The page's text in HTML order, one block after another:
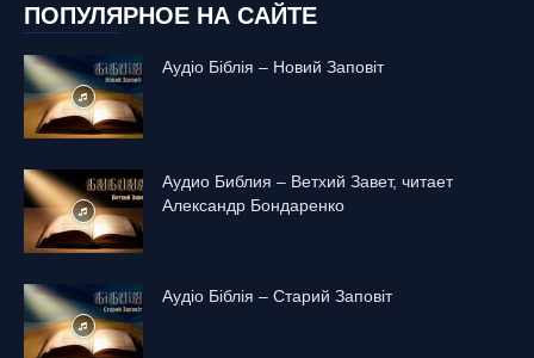
ПОПУЛЯРНОЕ НА САЙТЕ
Аудіо Біблія – Новий Заповіт
Аудио Библия – Ветхий Завет, читает
Александр Бондаренко
Аудіо Біблія – Старий Заповіт